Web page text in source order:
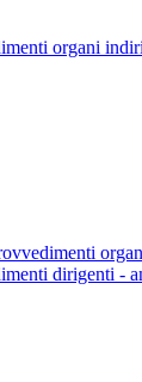
organi
dirigenti -